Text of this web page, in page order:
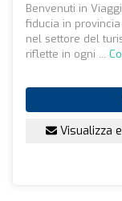
Benvenuti in
fiducia in
nel settore del
riflette in ogni ...
Visualizza